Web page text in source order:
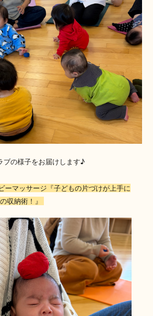
ブの様子をお届けします♪
マッサージ『子どもの片づけが上手に
収納術！』